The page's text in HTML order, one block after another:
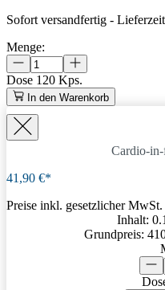
Sofort versandfertig -
Menge:
Dose 120 Kps.
In den Warenkorb
Cardio-
41,90 €*
Preise inkl. gesetzlicher MwSt.
Inhalt:
Grundpreis: